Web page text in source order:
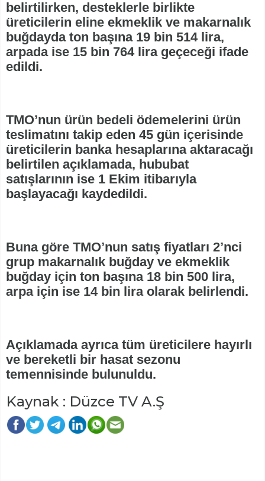
belirtilirken, desteklerle birlikte
üreticilerin eline ekmeklik ve makarnalık
buğdayda ton başına 19 bin 514 lira,
arpada ise 15 bin 764 lira geçeceği ifade
edildi.
TMO’nun ürün bedeli ödemelerini ürün
teslimatını takip eden 45 gün içerisinde
üreticilerin banka hesaplarına aktaracağı
belirtilen açıklamada, hububat
satışlarının ise 1 Ekim itibarıyla
başlayacağı kaydedildi.
Buna göre TMO’nun satış fiyatları 2’nci
grup makarnalık buğday ve ekmeklik
buğday için ton başına 18 bin 500 lira,
arpa için ise 14 bin lira olarak belirlendi.
Açıklamada ayrıca tüm üreticilere hayırlı
ve bereketli bir hasat sezonu
temennisinde bulunuldu.
Kaynak : Düzce TV A.Ş